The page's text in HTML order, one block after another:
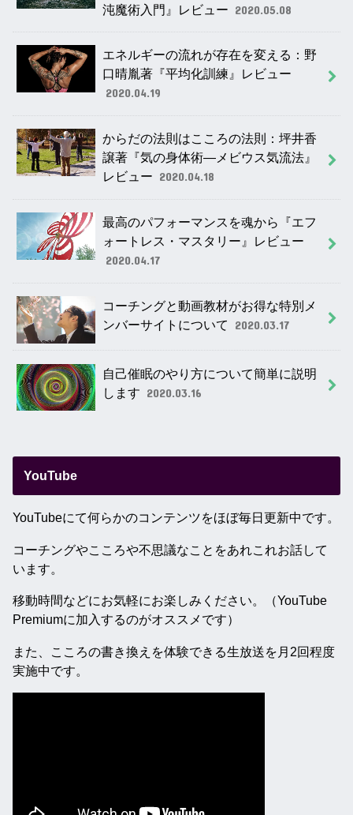
沌魔術入門』レビュー 2020.05.08
エネルギーの流れが存在を変える：野
口晴胤著『平均化訓練』レビュー
2020.04.19
からだの法則はこころの法則：坪井香
譲著『気の身体術―メビウス気流法』
レビュー 2020.04.18
最高のパフォーマンスを魂から『エフ
ォートレス・マスタリー』レビュー
2020.04.17
コーチングと動画教材がお得な特別メ
ンバーサイトについて
2020.03.17
自己催眠のやり方について簡単に説明
します 2020.03.16
YouTube
YouTubeにて何らかのコンテンツをほぼ毎日更新中です。
コーチングやこころや不思議なことをあれこれお話して
います。
移動時間などにお気軽にお楽しみください。（YouTube
Premiumに加入するのがオススメです）
また、こころの書き換えを体験できる生放送を月2回程度
実施中です。